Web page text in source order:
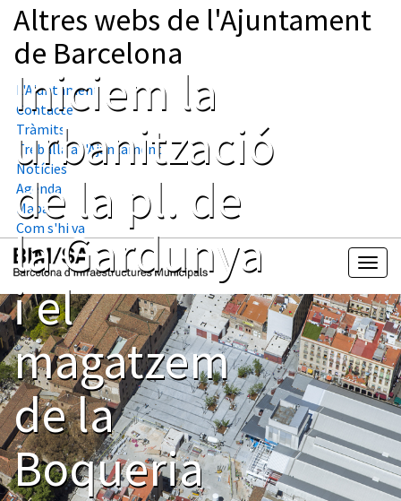
Altres webs de l'Ajuntament
de Barcelona
L'Ajuntament
Contacte
Tràmits
Treballa a l'Ajuntament
Notícies
Agenda
Mapa
Com s'hi va
Iniciem la
urbanització
de la pl. de
la Gardunya
i el
magatzem
de la
Boqueria